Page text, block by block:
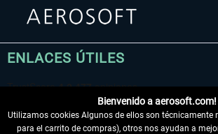
ENLACES ÚTILES
Bienvenido a aerosoft.com!
Utilizamos cookies Algunos de ellos son técnicamente
para el carrito de compras), otros nos ayudan a